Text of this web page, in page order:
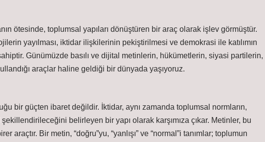
ötesinde, toplumsal yapıları dönüştüren bir araç olarak işlev görmüştür.
yayılması, iktidar ilişkilerinin pekiştirilmesi ve demokrasi ile katılımın
Günümüzde basılı ve dijital metinlerin, hükümetlerin, siyasi partilerin,
araçlar haline geldiği bir dünyada yaşıyoruz.
bir güçten ibaret değildir. İktidar, aynı zamanda toplumsal normların,
belirleyen bir yapı olarak karşımıza çıkar. Metinler, bu
Bir metin, “doğru”yu, “yanlışı” ve “normal”i tanımlar; toplumun